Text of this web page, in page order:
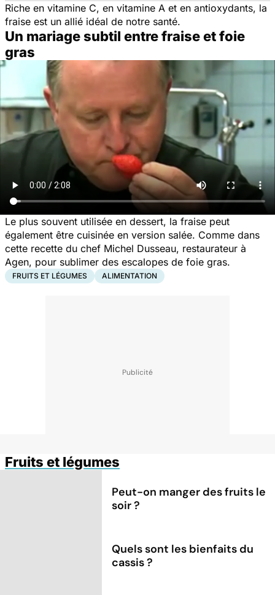
Riche en vitamine C, en vitamine A et en antioxydants, la
fraise est un allié idéal de notre santé.
Un mariage subtil entre fraise et foie
gras
Le plus souvent utilisée en dessert, la fraise peut
également être cuisinée en version salée. Comme dans
cette recette du chef Michel Dusseau, restaurateur à
Agen, pour sublimer des escalopes de foie gras.
FRUITS ET LÉGUMES ALIMENTATION
Fruits et légumes
Peut-on manger des fruits le
soir ?
Quels sont les bienfaits du
cassis ?